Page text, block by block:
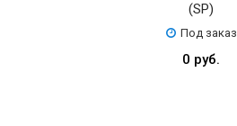
(SP)
Под заказ
0 руб.